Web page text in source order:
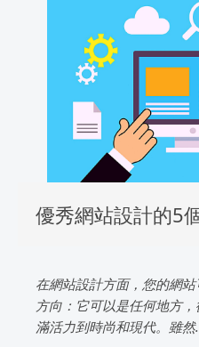
優秀網站設計的5
在網站設計方面，您的網
方向：它可以是任何地方
滿活力到時尚和現代。雖然